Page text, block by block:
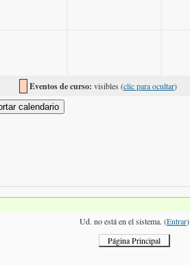
Eventos de curso: visibles (clic para ocultar)
Ud. no está en el sistema. (Entrar)
Página Principal